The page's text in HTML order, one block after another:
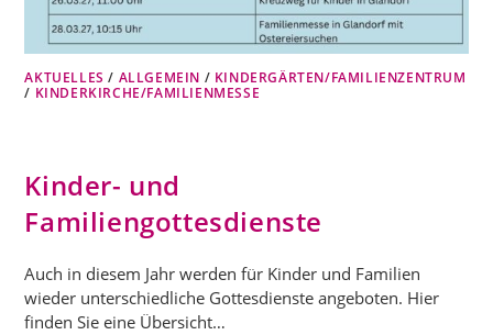
AKTUELLES / ALLGEMEIN / KINDERGÄRTEN/FAMILIENZENTRUM
/ KINDERKIRCHE/FAMILIENMESSE
Kinder- und
Familiengottesdienste
Auch in diesem Jahr werden für Kinder und Familien
wieder unterschiedliche Gottesdienste angeboten. Hier
finden Sie eine Übersicht…